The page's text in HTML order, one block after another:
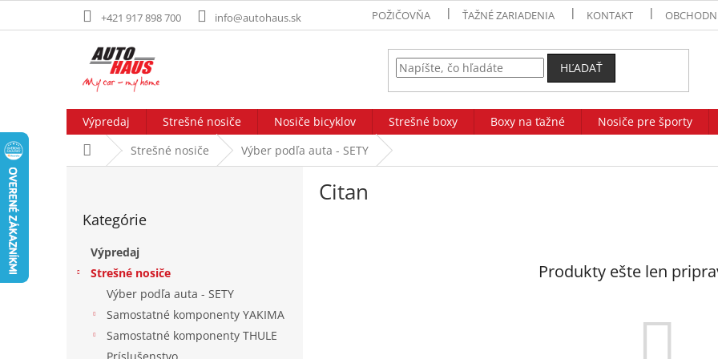
+421 917 898 700 info@autohaus.sk POŽIČOVŇA ŤAŽNÉ ZARIADENIA KONTAKT
HĽADAŤ
Výpredaj Strešné nosiče Nosiče bicyklov Strešné boxy Boxy na ťažné Nosiče pre športy
DomovStrešné nosiče Výber podľa auta - SETY
kategórie
Kategórie
Výpredaj
Strešné nosiče
Výber podľa auta - SETY
Samostatné komponenty YAKIMA
Samostatné komponenty THULE
Citan
Produkty ešte len